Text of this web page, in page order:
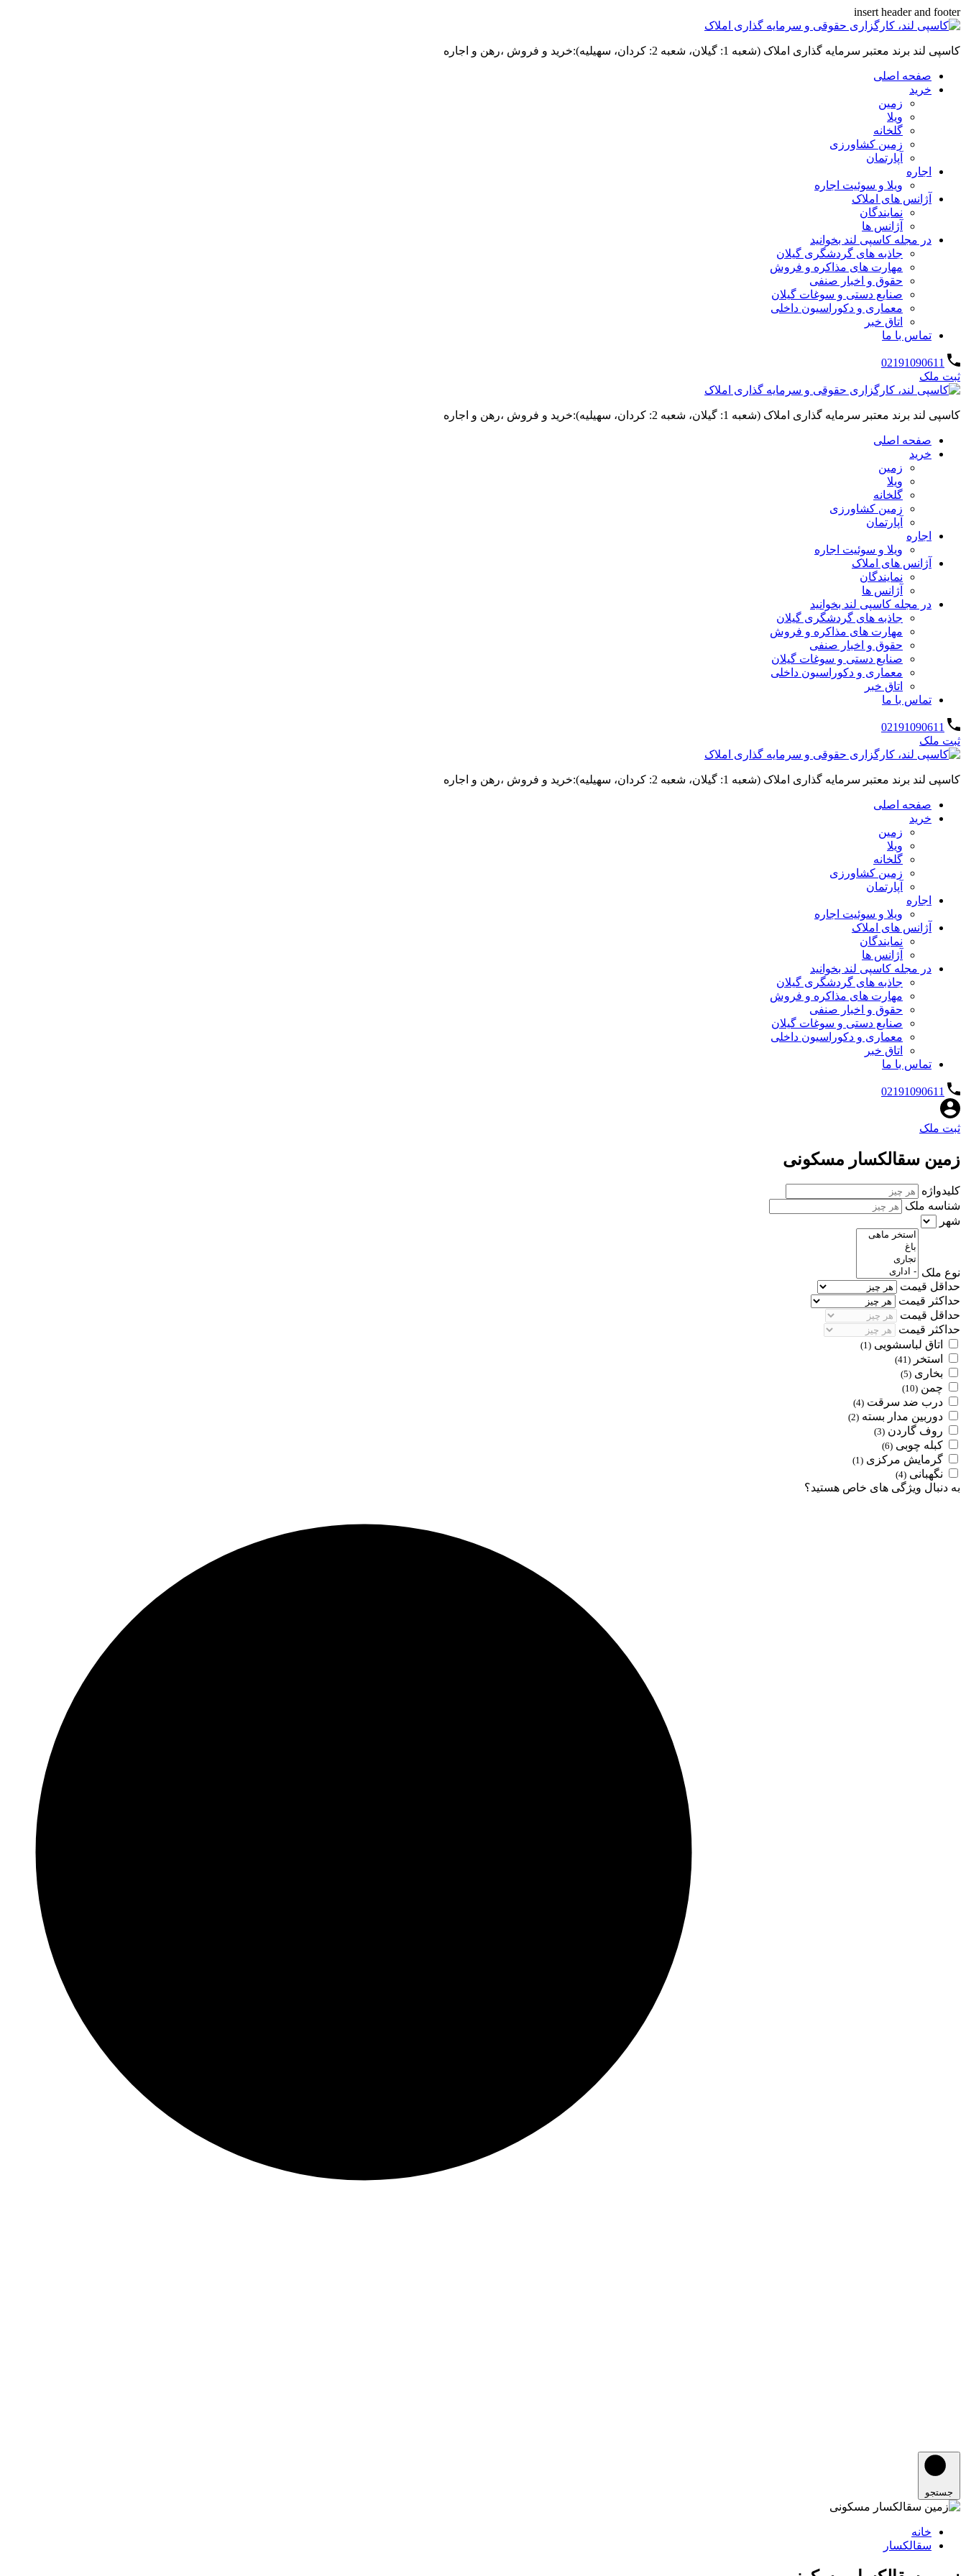
insert header and footer
کاسپی لند برند معتبر سرمایه گذاری املاک (شعبه 1: گیلان، شعبه 2: کردان، سهیلیه):خرید و فروش ،رهن و اجاره
صفحه اصلی
خرید
زمین
ویلا
گلخانه
زمین کشاورزی
آپارتمان
اجاره
ویلا و سوئیت اجاره
آژانس های املاک
نمایندگان
آژانس ها
در مجله کاسپی لند بخوانید
جاذبه های گردشگری گیلان
مهارت های مذاکره و فروش
حقوق و اخبار صنفی
صنایع دستی و سوغات گیلان
معماری و دکوراسیون داخلی
اتاق خبر
تماس با ما
02191090611
ثبت ملک
کاسپی لند برند معتبر سرمایه گذاری املاک (شعبه 1: گیلان، شعبه 2: کردان، سهیلیه):خرید و فروش ،رهن و اجاره
صفحه اصلی
خرید
زمین
ویلا
گلخانه
زمین کشاورزی
آپارتمان
اجاره
ویلا و سوئیت اجاره
آژانس های املاک
نمایندگان
آژانس ها
در مجله کاسپی لند بخوانید
جاذبه های گردشگری گیلان
مهارت های مذاکره و فروش
حقوق و اخبار صنفی
صنایع دستی و سوغات گیلان
معماری و دکوراسیون داخلی
اتاق خبر
تماس با ما
02191090611
ثبت ملک
کاسپی لند برند معتبر سرمایه گذاری املاک (شعبه 1: گیلان، شعبه 2: کردان، سهیلیه):خرید و فروش ،رهن و اجاره
صفحه اصلی
خرید
زمین
ویلا
گلخانه
زمین کشاورزی
آپارتمان
اجاره
ویلا و سوئیت اجاره
آژانس های املاک
نمایندگان
آژانس ها
در مجله کاسپی لند بخوانید
جاذبه های گردشگری گیلان
مهارت های مذاکره و فروش
حقوق و اخبار صنفی
صنایع دستی و سوغات گیلان
معماری و دکوراسیون داخلی
اتاق خبر
تماس با ما
02191090611
ثبت ملک
زمین سقالکسار مسکونی
کلیدواژه
شناسه ملک
شهر
نوع ملک
حداقل قیمت
حداکثر قیمت
حداقل قیمت
حداکثر قیمت
اتاق لباسشویی (1)
استخر (41)
بخاری (5)
چمن (10)
درب ضد سرقت (4)
دوربین مدار بسته (2)
روف گاردن (3)
کبله چوبی (6)
گرمایش مرکزی (1)
نگهبانی (4)
به دنبال ویژگی های خاص هستید؟
جستجو
خانه
سقالکسار